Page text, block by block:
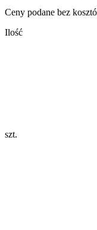
Ceny podane bez
Ilość
szt.